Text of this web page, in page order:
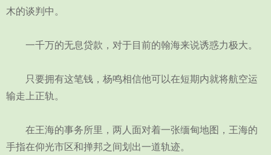
木的谈判中。
一千万的无息贷款，对于目前的翰海来说诱惑力极大。
只要拥有这笔钱，杨鸣相信他可以在短期内就将航空运
输走上正轨。
在王海的事务所里，两人面对着一张缅甸地图，王海的
手指在仰光市区和掸邦之间划出一道轨迹。